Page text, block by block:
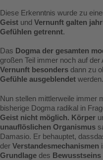
Diese Erkenntnis wurde zu
Geist und Vernunft galten
Gefühlen getrennt.
Das Dogma der gesamten
großen Teil immer noch auf der
Vernunft besonders dann zu
Gefühle ausgeblendet werden.
Nun stellen mittlerweile immer
bisherige Dogma radikal in
Geist nicht möglich. Körper
unauflöslichen Organismus
Damasio. Er behauptet,
der Verstandesmechanismen
Grundlage des Bewusstseins